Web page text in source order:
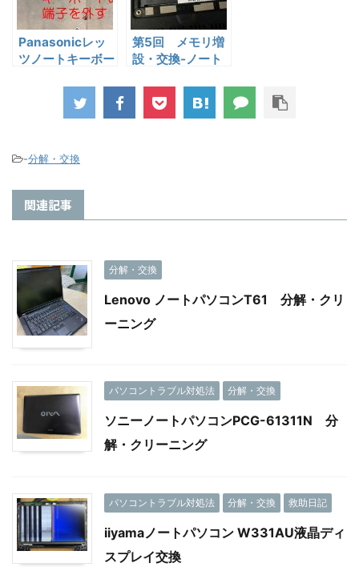
Panasonicレッ
ツノートキーボー
第5回 メモリ増
設・交換-ノート
-分解・交換
関連記事
分解・交換
Lenovo ノートパソコンT61 分解・クリ
ーニング
パソコントラブル対処法 分解・交換
ソニーノートパソコンPCG-61311N 分
解・クリーニング
パソコントラブル対処法 分解・交換 救助日記
iiyamaノートパソコン W331AU液晶ディ
スプレイ交換